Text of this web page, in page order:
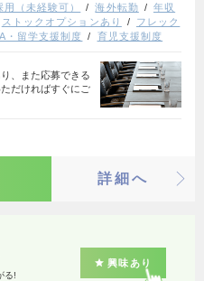
（未経験可） 海外転勤
年収
ストックオプションあり
フレック
・留学支援制度 育児支援制度
、また応募できる
だければすぐにご
詳細へ
る!
興味あり